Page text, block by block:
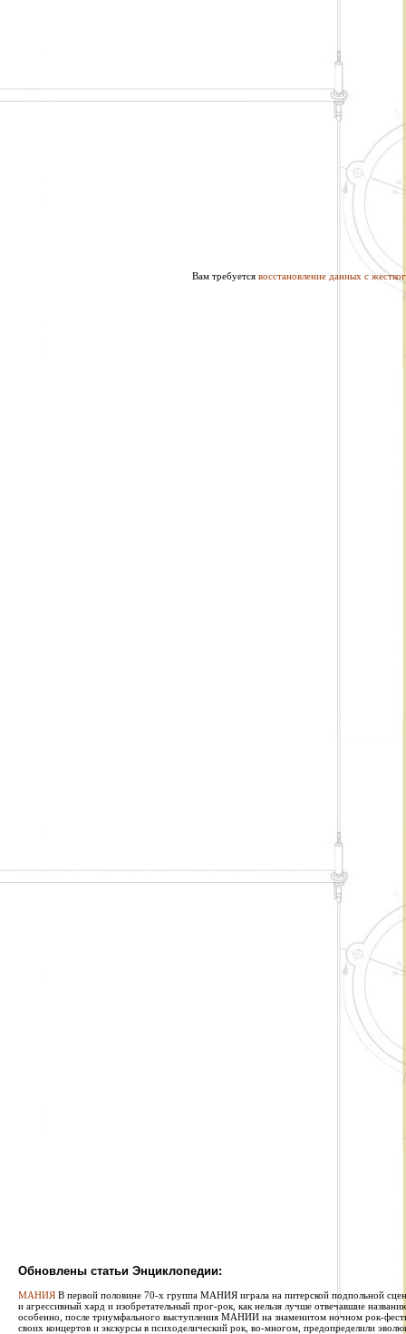
Вам требуется восстановление данных с
Обновлены статьи Энциклопедии:
МАНИЯ В первой половине 70-х группа МАНИЯ играла на питерской подпольной
и агрессивный хард и изобретательный прог-рок, как нельзя лучше отвечавшие
особенно, после триумфального выступления МАНИИ на знаменитом ночном рок-
своих концертов и экскурсы в психоделический рок, во-многом, предопределили